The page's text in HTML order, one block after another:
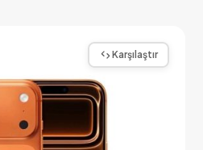
Karşılaştır